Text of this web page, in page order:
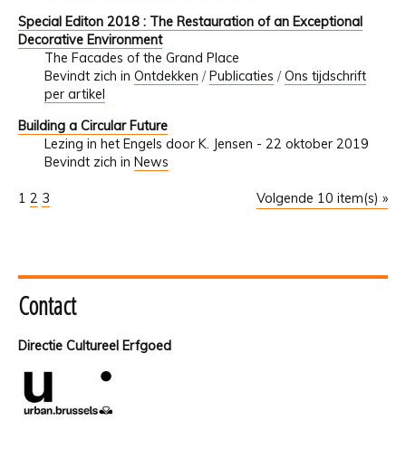
Special Editon 2018 : The Restauration of an Exceptional
Decorative Environment
The Facades of the Grand Place
Bevindt zich in Ontdekken / Publicaties /Ons tijdschrift
per artikel
Building a Circular Future
Lezing in het Engels door K. Jensen - 22 oktober 2019
Bevindt zich in News
Volgende 10 item(s) »
1 2 3
Contact
Directie Cultureel Erfgoed